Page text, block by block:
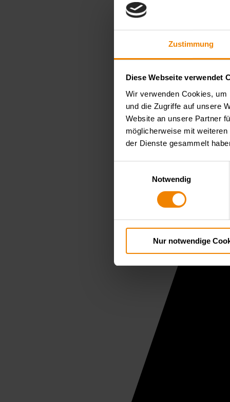
Zustimmung
Diese Webseite verwendet
Wir verwenden Cookies,
und die Zugriffe auf unsere
Website an unsere Partner
möglicherweise mit
der Dienste gesammelt
Notwendig
Nur notwendige